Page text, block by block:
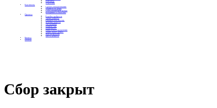
Контакты
Отделения
Как помочь
Сделать пожертвование
Подписка на добро
Стать волонтером фонда
Вечеринки со смыслом
Проекты
Коробка храбрости
Уроки Доброты
Юридическая помощь
Мамины радости
Автодобряки
Добрый торт
Добропробег
Няни особого назначения
Акция «Букет добра»
Фактор времени
Цветы доброты
Бизнесу
Отчеты
Сбор закрыт